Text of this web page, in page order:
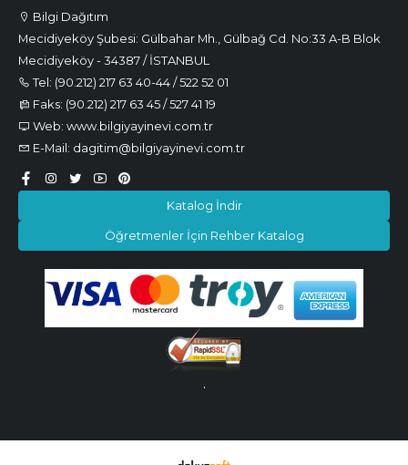
Bilgi Dağıtım
Mecidiyeköy Şubesi: Gülbahar Mh., Gülbağ Cd. No:33 A-B Blok
Mecidiyeköy - 34387 / İSTANBUL
Tel: (90.212) 217 63 40-44 / 522 52 01
Faks: (90.212) 217 63 45 / 527 41 19
Web: www.bilgiyayinevi.com.tr
E-Mail: dagitim@bilgiyayinevi.com.tr
Katalog İndir
Öğretmenler İçin Rehber Katalog
.